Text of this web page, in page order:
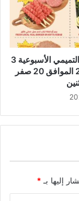
عروض أسواق التميمي الأسبوعية 3
أغسطس 2026 الموافق 20 صفر
إليها بـ *